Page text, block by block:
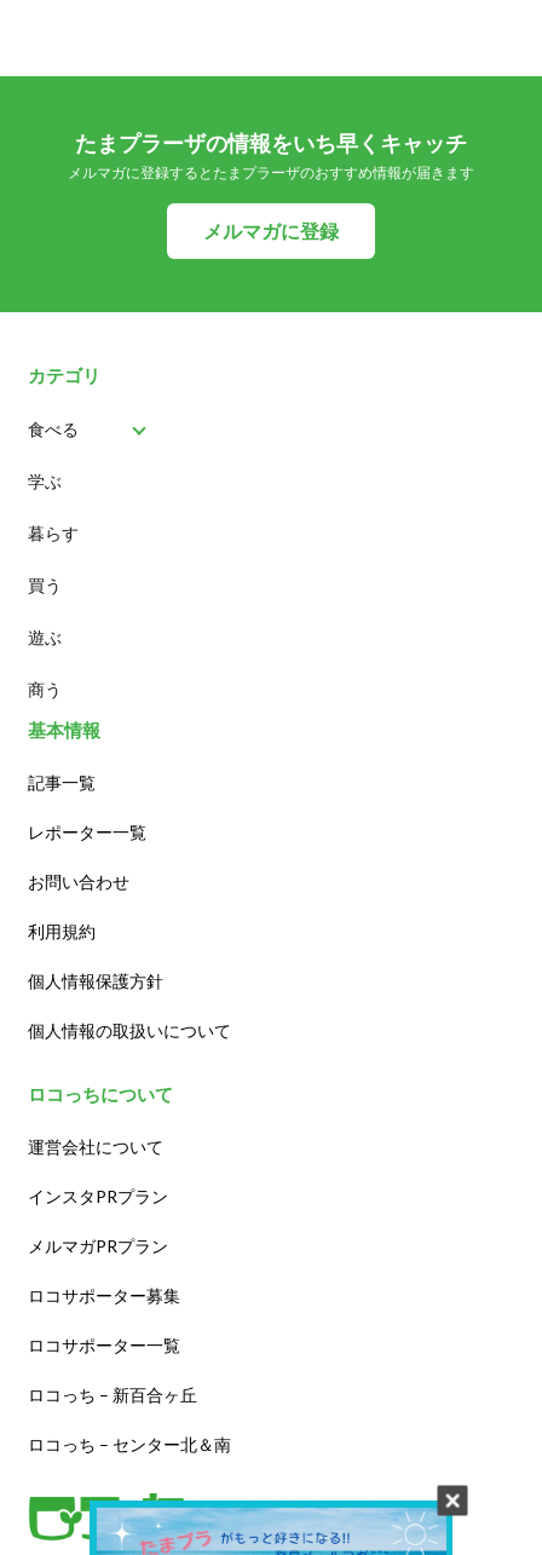
たまプラーザの情報をいち早くキャッチ
メルマガに登録するとたまプラーザのおすすめ情報が届きます
メルマガに登録
カテゴリ
食べる
パン
スイーツ
ランチ
カフェ
学ぶ
暮らす
買う
遊ぶ
商う
基本情報
記事一覧
レポーター一覧
お問い合わせ
利用規約
個人情報保護方針
個人情報の取扱いについて
ロコっちについて
運営会社について
インスタPRプラン
メルマガPRプラン
ロコサポーター募集
ロコサポーター一覧
ロコっち – 新百合ヶ丘
ロコっち – センター北＆南